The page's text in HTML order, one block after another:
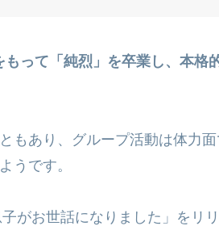
もって「純烈」を卒業し、本格
もあり、グループ活動は体力
うです。
がお世話になりました」をリリ